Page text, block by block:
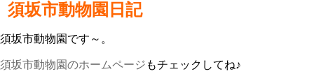
須坂市動物園日記
須坂市動物園です～。
須坂市動物園のホームページ もチェックしてね♪